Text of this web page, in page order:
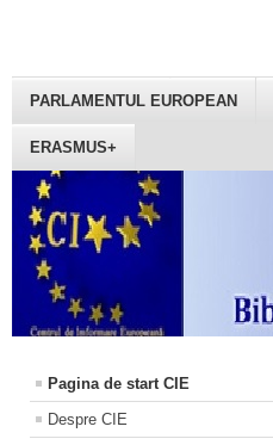
PARLAMENTUL EUROPEAN
ERASMUS+
Pagina de start CIE
Despre CIE